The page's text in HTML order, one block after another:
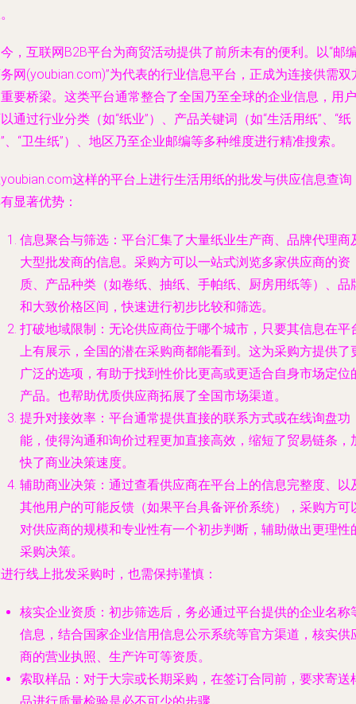
，互联网B2B平台为商贸活动提供了前所未有的便利。以“邮
网(youbian.com)”为代表的行业信息平台，正成为连接供需双
要桥梁。这类平台通常整合了全国乃至全球的企业信息，用户
通过行业分类（如“纸业”）、产品关键词（如“生活用纸”、“纸
、“卫生纸”）、地区乃至企业邮编等多种维度进行精准搜索。
这样的平台上进行生活用纸的批发与供应信息查询
显著优势：
信息聚合与筛选 ：平台汇集了大量纸业生产商、品牌代理商
大型批发商的信息。采购方可以一站式浏览多家供应商的资
质、产品种类（如卷纸、抽纸、手帕纸、厨房用纸等）、品
和大致价格区间，快速进行初步比较和筛选。
打破地域限制 ：无论供应商位于哪个城市，只要其信息在平
上有展示，全国的潜在采购商都能看到。这为采购方提供了
广泛的选项，有助于找到性价比更高或更适合自身市场定位
产品。也帮助优质供应商拓展了全国市场渠道。
提升对接效率 ：平台通常提供直接的联系方式或在线询盘功
能，使得沟通和询价过程更加直接高效，缩短了贸易链条，
快了商业决策速度。
辅助商业决策 ：通过查看供应商在平台上的信息完整度、以
其他用户的可能反馈（如果平台具备评价系统），采购方可
对供应商的规模和专业性有一个初步判断，辅助做出更理性
采购决策。
行线上批发采购时，也需保持谨慎：
核实企业资质 ：初步筛选后，务必通过平台提供的企业名称
信息，结合国家企业信用信息公示系统等官方渠道，核实供
商的营业执照、生产许可等资质。
索取样品 ：对于大宗或长期采购，在签订合同前，要求寄送